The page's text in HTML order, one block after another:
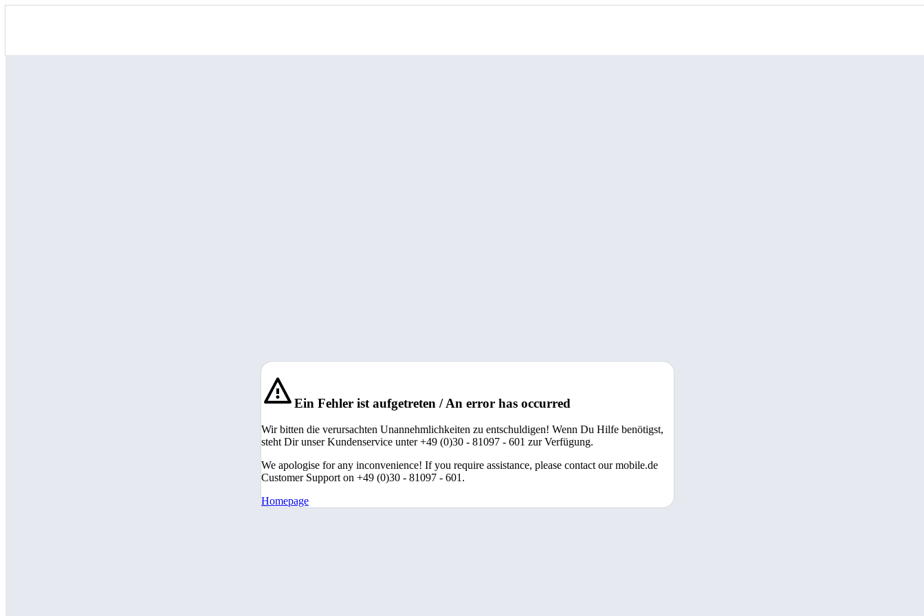
Ein Fehler ist aufgetreten / An error has occurred
Wir bitten die verursachten Unannehmlichkeiten zu entschuldigen! Wenn Du Hilfe benötigst,
steht Dir unser Kundenservice unter +49 (0)30 - 81097 - 601 zur Verfügung.
We apologise for any inconvenience! If you require assistance, please contact our mobile.de
Customer Support on +49 (0)30 - 81097 - 601.
Homepage